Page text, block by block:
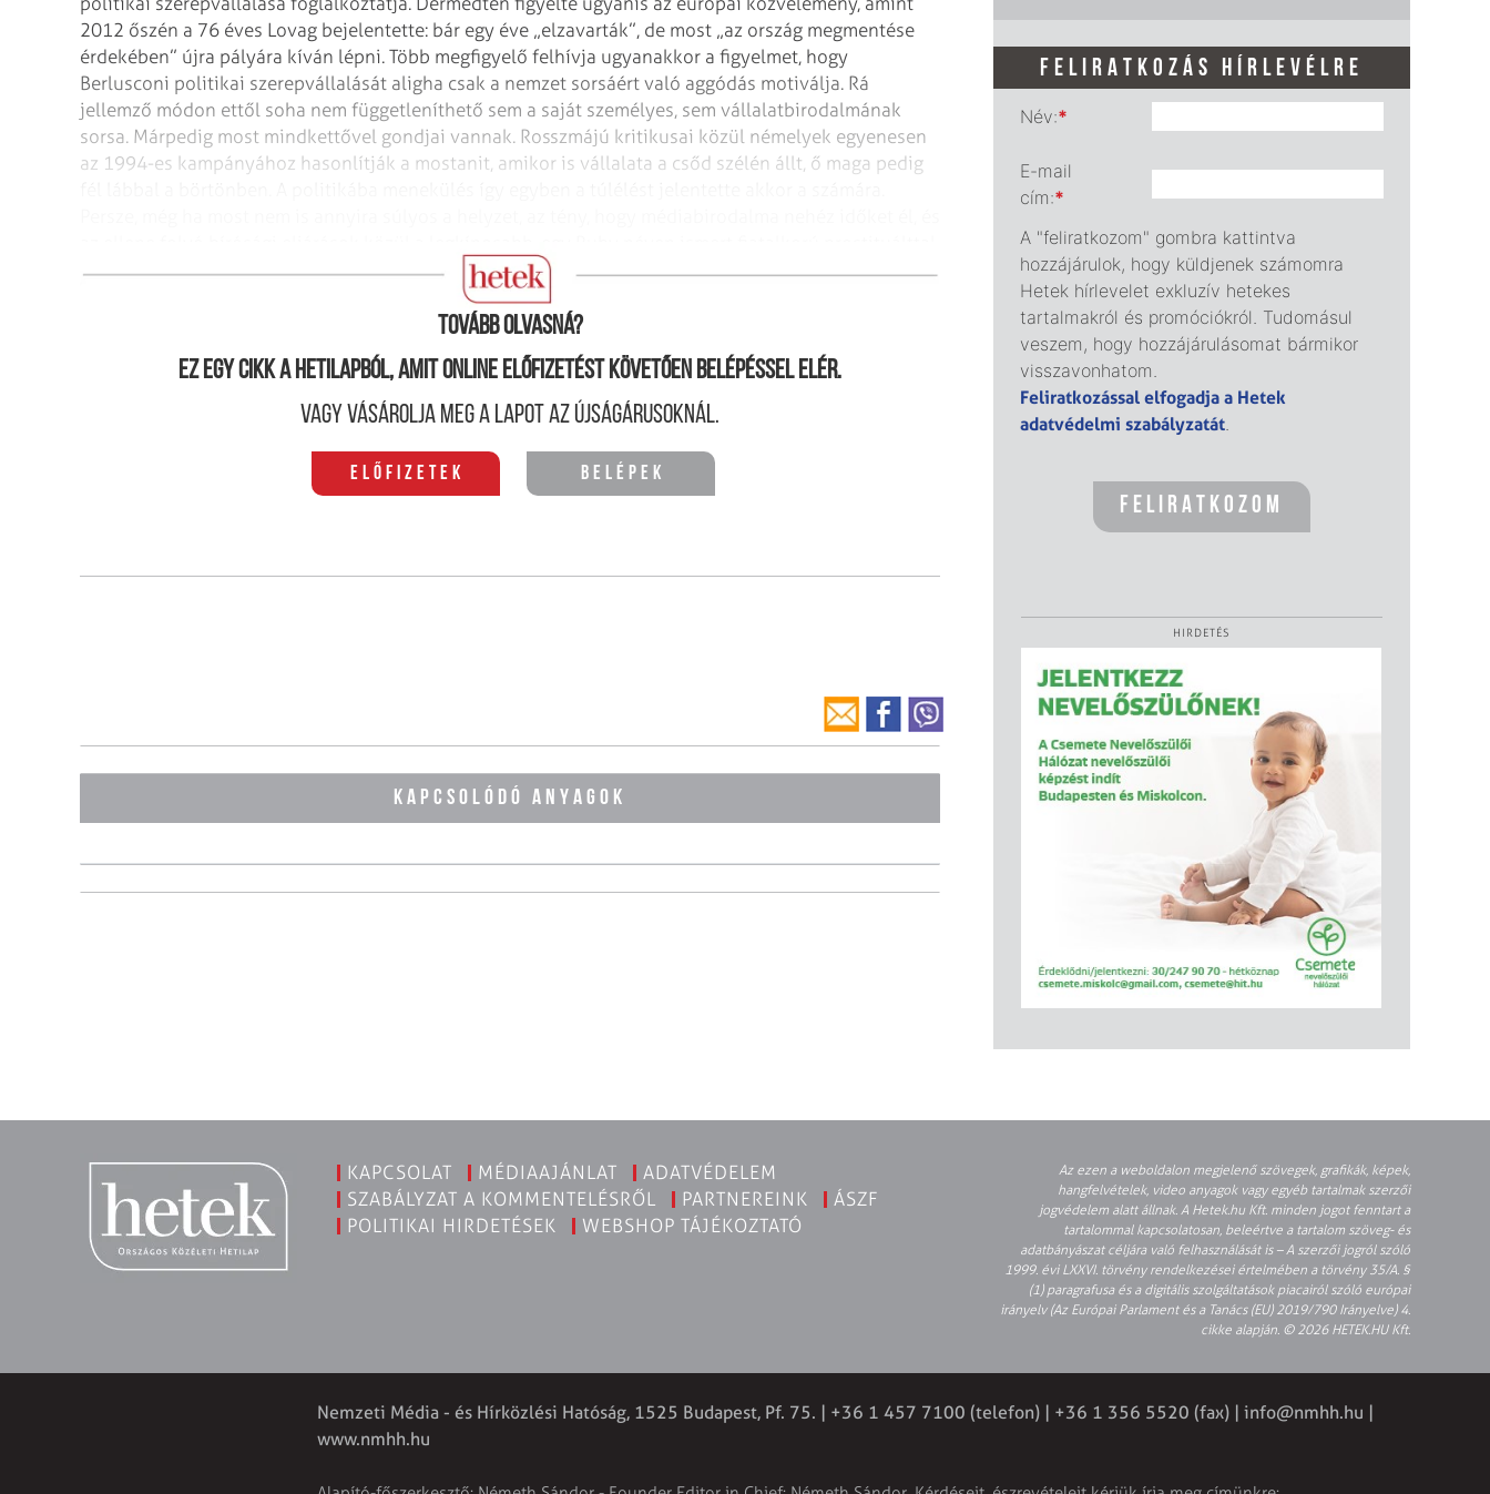
2012 őszén a 76 éves Lovag bejelentette: bár egy éve „elzavarták”, de most „az ország megmentése
érdekében” újra pályára kíván lépni. Több megfigyelő felhívja ugyanakkor a figyelmet, hogy
Berlusconi politikai szerepvállalását aligha csak a nemzet sorsáért való aggódás motiválja. Rá
jellemző módon ettől soha nem függetleníthető sem a saját személyes, sem vállalatbirodalmának
sorsa. Márpedig most mindkettővel gondjai vannak. Rosszmájú kritikusai közül némelyek egyenesen
az 1994-es kampányához hasonlítják a mostanit, amikor is vállalata a csőd szélén állt, ő maga pedig
folytatott viszonya nyomán is hamarosan ítélethirdetésre kerülhet sor.
Tovább olvasná?
Ez egy cikk a hetilapból, amit online előfizetést követően belépéssel elér.
Vagy vásárolja meg a lapot az újságárusoknál.
Előfizetek Belépek
KAPCSOLÓDÓ ANYAGOK
FELIRATKOZÁS HÍRLEVÉLRE
Név:*
E-mail
cím:*
A "feliratkozom" gombra kattintva
hozzájárulok, hogy küldjenek számomra
Hetek hírlevelet exkluzív hetekes
tartalmakról és promóciókról. Tudomásul
veszem, hogy hozzájárulásomat bármikor
visszavonhatom.
Feliratkozással elfogadja a Hetek
adatvédelmi szabályzatát.
HIRDETÉS
KAPCSOLAT MÉDIAAJÁNLAT
ADATVÉDELEM
SZABÁLYZAT A KOMMENTELÉSRŐL
PARTNEREINK
ÁSZF
POLITIKAI HIRDETÉSEK
WEBSHOP TÁJÉKOZTATÓ
Az ezen a weboldalon megjelenő szövegek, grafikák, képek,
hangfelvételek, video anyagok vagy egyéb tartalmak szerzői
jogvédelem alatt állnak. A Hetek.hu Kft. minden jogot fenntart a
tartalommal kapcsolatosan, beleértve a tartalom szöveg- és
adatbányászat céljára való felhasználását is – A szerzői jogról szóló
1999. évi LXXVI. törvény rendelkezései értelmében a törvény 35/A. §
(1) paragrafusa és a digitális szolgáltatások piacairól szóló európai
irányelv (Az Európai Parlament és a Tanács (EU) 2019/790 Irányelve) 4.
cikke alapján. © 2026 HETEK.HU Kft.
Nemzeti Média - és Hírközlési Hatóság, 1525 Budapest, Pf. 75. | +36 1 457 7100 (telefon) | +36 1 356 5520 (fax) | info@nmhh.hu
www.nmhh.hu